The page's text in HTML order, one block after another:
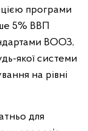
програми
5% ВВП
ВООЗ,
якої системи
на рівні
для